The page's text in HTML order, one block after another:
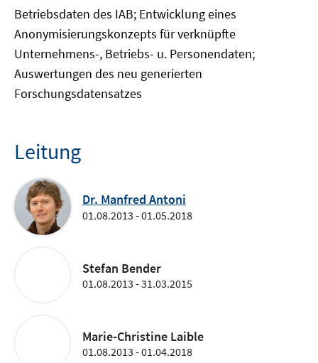
Betriebsdaten des IAB; Entwicklung eines
Anonymisierungskonzepts für verknüpfte
Unternehmens-, Betriebs- u. Personendaten;
Auswertungen des neu generierten
Forschungsdatensatzes
Leitung
Dr. Manfred Antoni
01.08.2013 - 01.05.2018
Stefan Bender
01.08.2013 - 31.03.2015
Marie-Christine Laible
01.08.2013 - 01.04.2018